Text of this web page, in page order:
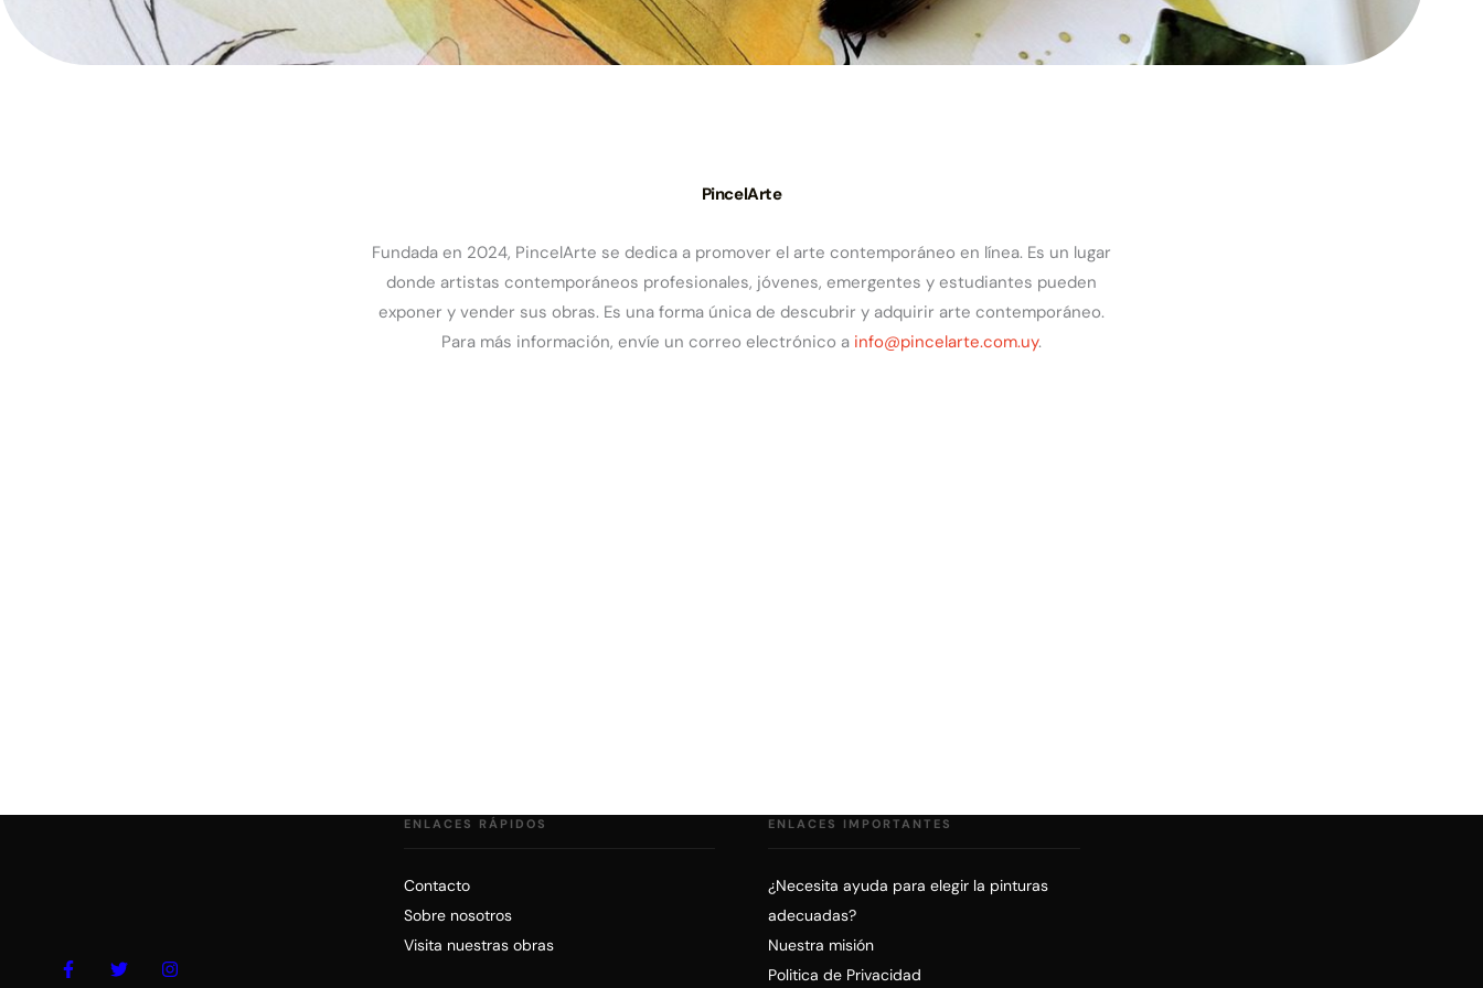
PincelArte
Fundada en 2024, PincelArte se dedica a promover el arte contemporáneo en línea. Es un lugar
donde artistas contemporáneos profesionales, jóvenes, emergentes y estudiantes pueden
exponer y vender sus obras. Es una forma única de descubrir y adquirir arte contemporáneo.
Para más información, envíe un correo electrónico a info@pincelarte.com.uy.
ENLACES RÁPIDOS
Contacto
Sobre nosotros
Visita nuestras obras
ENLACES IMPORTANTES
¿Necesita ayuda para elegir la pinturas
adecuadas?
Nuestra misión
Politica de Privacidad